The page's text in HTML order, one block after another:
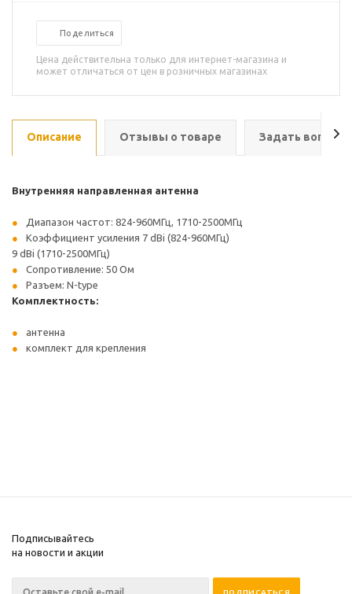
Поделиться
Цена действительна только для интернет-магазина и
может отличаться от цен в розничных магазинах
Описание Отзывы о товаре Задать вопрос
Внутренняя направленная антенна
Диапазон частот: 824-960МГц, 1710-2500МГц
Коэффициент усиления 7 dBi (824-960МГц)
9 dBi (1710-2500МГц)
Сопротивление: 50 Ом
Разъем: N-type
Комплектность:
антенна
комплект для крепления
Подписывайтесь
на новости и акции